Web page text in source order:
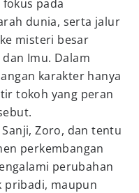
pada
dunia, serta jalur
misteri besar
Imu. Dalam
karakter hanya
tokoh yang peran
Zoro, dan tentu
perkembangan
perubahan
pribadi, maupun